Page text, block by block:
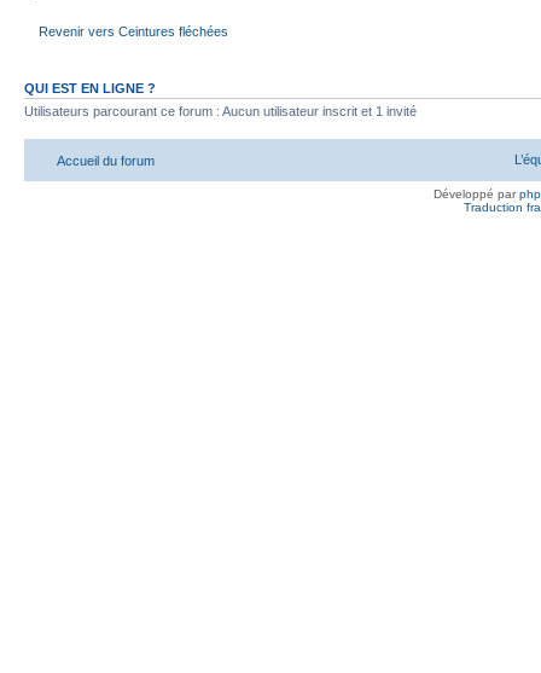
Revenir vers Ceintures fléchées
QUI EST EN LIGNE ?
Utilisateurs parcourant ce forum : Aucun utilisateur inscrit et 1 invité
Accueil du forum
Développé par
Traduction